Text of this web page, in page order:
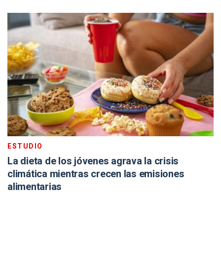
ESTUDIO
La dieta de los jóvenes agrava la crisis
climática mientras crecen las emisiones
alimentarias